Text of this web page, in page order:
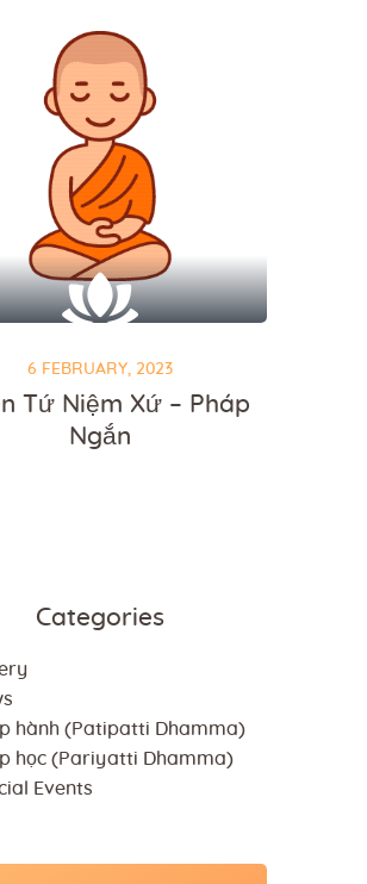
6 FEBRUARY, 2023
Tứ Niệm Xứ – Pháp
Ngắn
Categories
hành (Patipatti Dhamma)
học (Pariyatti Dhamma)
Events